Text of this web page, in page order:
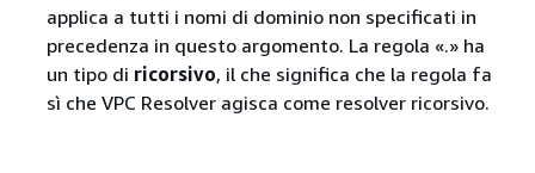
applica a tutti i nomi di dominio non specificati in
precedenza in questo argomento. La regola «.» ha
un tipo di ricorsivo, il che significa che la regola fa
sì che VPC Resolver agisca come resolver ricorsivo.